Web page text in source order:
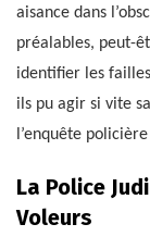
aisance dans
préalables, peut-
identifier les
ils pu agir si vite
l’enquête
La Police
Voleurs